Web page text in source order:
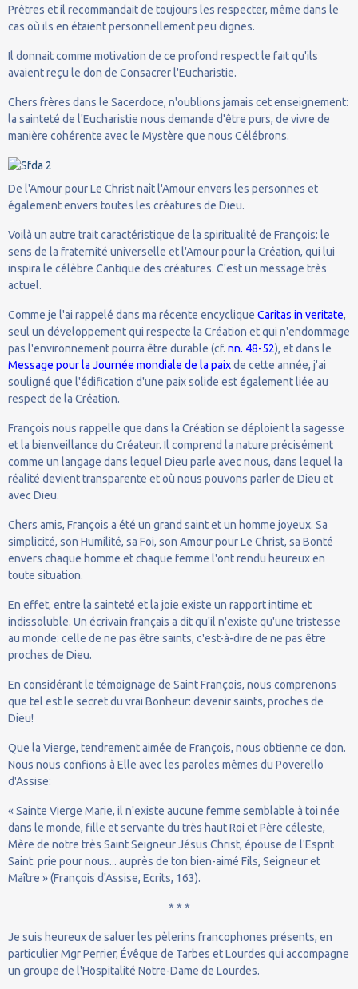
Prêtres et il recommandait de toujours les respecter, même dans le
cas où ils en étaient personnellement peu dignes.
Il donnait comme motivation de ce profond respect le fait qu'ils
avaient reçu le don de Consacrer l'Eucharistie.
Chers frères dans le Sacerdoce, n'oublions jamais cet enseignement:
la sainteté de l'Eucharistie nous demande d'être purs, de vivre de
manière cohérente avec le Mystère que nous Célébrons.
De l'Amour pour Le Christ naît l'Amour envers les personnes et
également envers toutes les créatures de Dieu.
Voilà un autre trait caractéristique de la spiritualité de François: le
sens de la fraternité universelle et l'Amour pour la Création, qui lui
inspira le célèbre Cantique des créatures. C'est un message très
actuel.
Comme je l'ai rappelé dans ma récente encyclique Caritas in veritate,
seul un développement qui respecte la Création et qui n'endommage
pas l'environnement pourra être durable (cf. nn. 48-52), et dans le
Message pour la Journée mondiale de la paixde cette année, j'ai
souligné que l'édification d'une paix solide est également liée au
respect de la Création.
François nous rappelle que dans la Création se déploient la sagesse
et la bienveillance du Créateur. Il comprend la nature précisément
comme un langage dans lequel Dieu parle avec nous, dans lequel la
réalité devient transparente et où nous pouvons parler de Dieu et
avec Dieu.
Chers amis, François a été un grand saint et un homme joyeux. Sa
simplicité, son Humilité, sa Foi, son Amour pour Le Christ, sa Bonté
envers chaque homme et chaque femme l'ont rendu heureux en
toute situation.
En effet, entre la sainteté et la joie existe un rapport intime et
indissoluble. Un écrivain français a dit qu'il n'existe qu'une tristesse
au monde: celle de ne pas être saints, c'est-à-dire de ne pas être
proches de Dieu.
En considérant le témoignage de Saint François, nous comprenons
que tel est le secret du vrai Bonheur: devenir saints, proches de
Dieu!
Que la Vierge, tendrement aimée de François, nous obtienne ce don.
Nous nous confions à Elle avec les paroles mêmes du Poverello
d'Assise:
« Sainte Vierge Marie, il n'existe aucune femme semblable à toi née
dans le monde, fille et servante du très haut Roi et Père céleste,
Mère de notre très Saint Seigneur Jésus Christ, épouse de l'Esprit
Saint: prie pour nous... auprès de ton bien-aimé Fils, Seigneur et
Maître » (François d'Assise, Ecrits, 163).
* * *
Je suis heureux de saluer les pèlerins francophones présents, en
particulier Mgr Perrier, Évêque de Tarbes et Lourdes qui accompagne
un groupe de l'Hospitalité Notre-Dame de Lourdes.